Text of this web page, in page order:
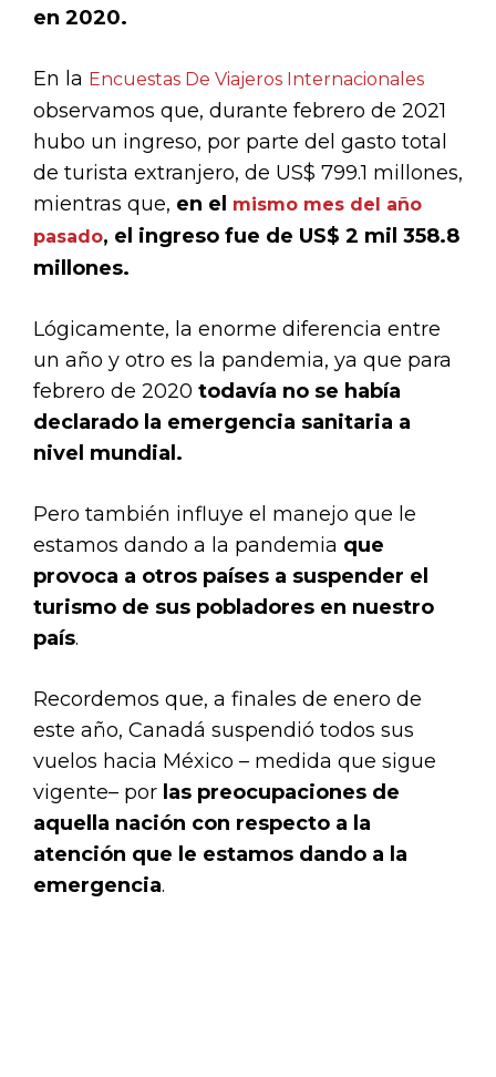
en 2020.
En la Encuestas De Viajeros Internacionales
observamos que, durante febrero de 2021
hubo un ingreso, por parte del gasto total
de turista extranjero, de US$ 799.1 millones,
mientras que, en el
mismo mes del año
pasado, el ingreso fue de US$ 2 mil 358.8
millones.
Lógicamente, la enorme diferencia entre
un año y otro es la pandemia, ya que para
febrero de 2020 todavía no se había
declarado la emergencia sanitaria a
nivel mundial.
Pero también influye el manejo que le
estamos dando a la pandemia que
provoca a otros países a suspender el
turismo de sus pobladores en nuestro
país.
Recordemos que, a finales de enero de
este año, Canadá suspendió todos sus
vuelos hacia México – medida que sigue
vigente– por las preocupaciones de
aquella nación con respecto a la
atención que le estamos dando a la
emergencia.